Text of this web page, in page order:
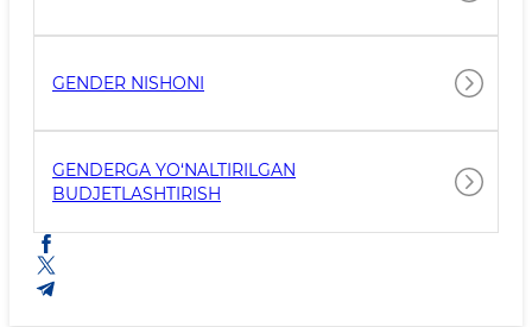
GENDER NISHONI
GENDERGA YO‘NALTIRILGAN
BUDJETLASHTIRISH